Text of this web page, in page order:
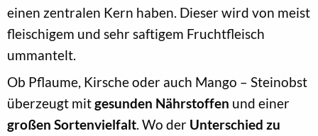
einen zentralen Kern haben. Dieser wird von meist
fleischigem und sehr saftigem Fruchtfleisch
ummantelt.
Ob Pflaume, Kirsche oder auch Mango – Steinobst
überzeugt mitgesunden Nährstoffen und einer
großen Sortenvielfalt. Wo der Unterschied zu